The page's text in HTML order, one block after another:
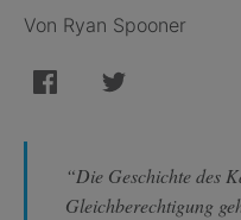
Von Ryan Spooner
“Die Geschichte des
Gleichberechtigung